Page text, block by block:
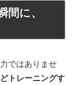
間に、
ではありませ
トレーニングす